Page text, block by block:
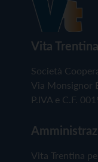
Vita
Società
Via Monsignor
P.IVA e C.F.
Vita Trentina